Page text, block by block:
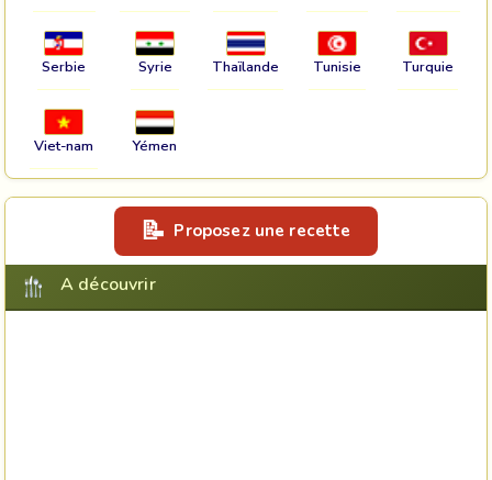
Serbie Syrie Thaïlande Tunisie Turquie
Viet-nam Yémen
Proposez une recette
A découvrir